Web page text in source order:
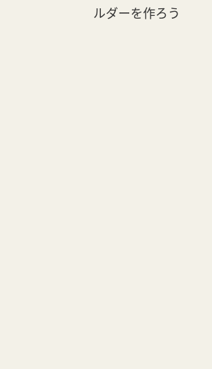
ルダーを作ろう